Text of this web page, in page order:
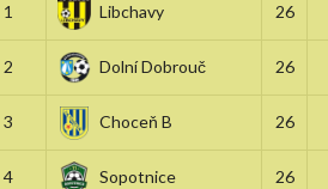
1 Libchavy 26
2 Dolní Dobrouč 26
3 Choceň B 26
4 Sopotnice 26